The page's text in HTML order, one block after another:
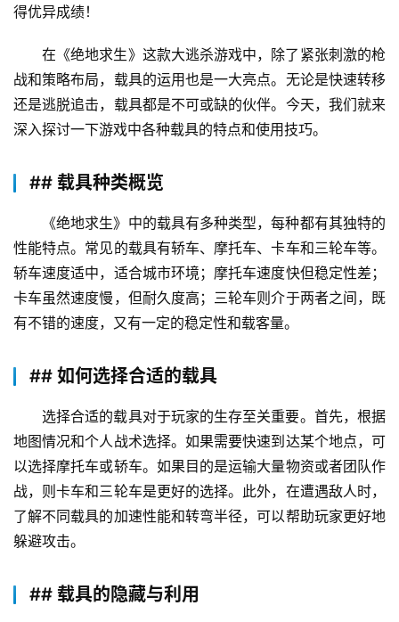
得优异成绩！
在《绝地求生》这款大逃杀游戏中，除了紧张刺激的枪
战和策略布局，载具的运用也是一大亮点。无论是快速转移
还是逃脱追击，载具都是不可或缺的伙伴。今天，我们就来
深入探讨一下游戏中各种载具的特点和使用技巧。
## 载具种类概览
《绝地求生》中的载具有多种类型，每种都有其独特的
性能特点。常见的载具有轿车、摩托车、卡车和三轮车等。
轿车速度适中，适合城市环境；摩托车速度快但稳定性差；
卡车虽然速度慢，但耐久度高；三轮车则介于两者之间，既
有不错的速度，又有一定的稳定性和载客量。
## 如何选择合适的载具
选择合适的载具对于玩家的生存至关重要。首先，根据
地图情况和个人战术选择。如果需要快速到达某个地点，可
以选择摩托车或轿车。如果目的是运输大量物资或者团队作
战，则卡车和三轮车是更好的选择。此外，在遭遇敌人时，
了解不同载具的加速性能和转弯半径，可以帮助玩家更好地
躲避攻击。
## 载具的隐藏与利用